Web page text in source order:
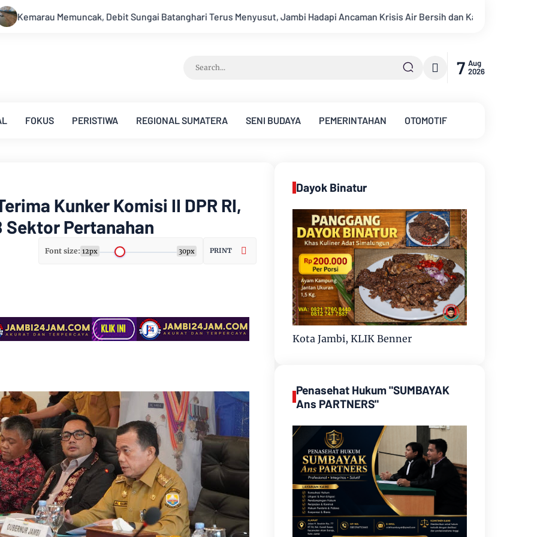
Terus Menyusut, Jambi Hadapi Ancaman Krisis Air Bersih dan Karhutla Sungai Batanghari Surut Akibat
7 Aug
2026
FOKUS PERISTIWA REGIONAL SUMATERA SENI BUDAYA PEMERINTAHAN OTOMOTIF
Kunker Komisi II DPR RI,
Sektor Pertanahan
Font size: 12px 30px PRINT
Dayok Binatur
Kota Jambi, KLIK Benner
Penasehat Hukum "SUMBAYAK
Ans PARTNERS"